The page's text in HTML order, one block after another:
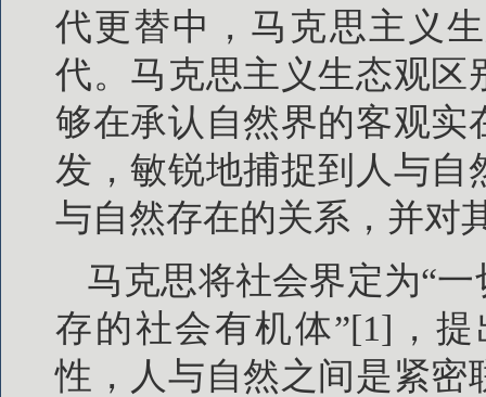
代更替中，马克思主义
代。马克思主义生态观区
够在承认自然界的客观实
发，敏锐地捕捉到人与
与自然存在的关系，并对
马克思将社会界定为“
存的社会有机体”[1]，
性，人与自然之间是紧密